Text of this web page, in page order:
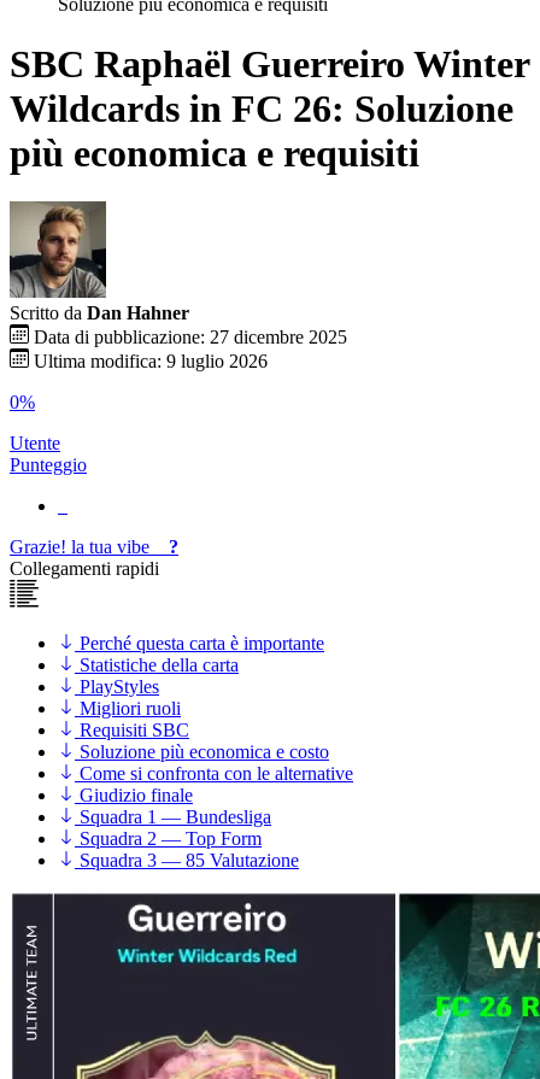
Soluzione più economica e requisiti
SBC Raphaël Guerreiro Winter
Wildcards in FC 26: Soluzione
più economica e requisiti
Scritto da Dan Hahner
Data di pubblicazione: 27 dicembre 2025
Ultima modifica: 9 luglio 2026
0%
Utente
Punteggio
Grazie! la tua vibe
?
Collegamenti rapidi
Perché questa carta è importante
Statistiche della carta
PlayStyles
Migliori ruoli
Requisiti SBC
Soluzione più economica e costo
Come si confronta con le alternative
Giudizio finale
Squadra 1 — Bundesliga
Squadra 2 — Top Form
Squadra 3 — 85 Valutazione